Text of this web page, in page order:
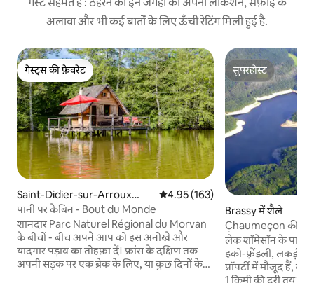
अलावा और भी कई बातों के लिए ऊँची रेटिंग मिली हुई है.
गेस्ट्स की फ़ेवरेट
गेस्ट्स की फ़ेवरेट
Saint-Didier-sur-Arroux
में ट्रीहाउस
औसत रेटिंग 5 में से 4.95, 163 समीक्षाएँ
4.95 (163)
पानी पर केबिन - Bout du Monde
शानदार Parc Naturel Régional du Morvan
के बीचों - बीच अपने आप को इस अनोखे और
यादगार पड़ाव का तोहफ़ा दें। फ्रांस के दक्षिण तक
अपनी सड़क पर एक ब्रेक के लिए, या कुछ दिनों के
सुपरहोस्ट
सुपरहोस्ट
Brassy में शैले
Chaumeçon की
शैले
लेक शॉमेसॉन के पास
इको-फ़्रेंडली, लकड़ी
प्रॉपर्टी में मौजूद हैं,
1 किमी की दूरी तय